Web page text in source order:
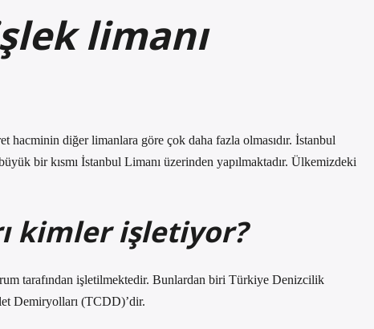
limanı
hacminin diğer limanlara göre çok daha fazla olmasıdır. İstanbul
bir kısmı İstanbul Limanı üzerinden yapılmaktadır. Ülkemizdeki
kimler işletiyor?
tarafından işletilmektedir. Bunlardan biri Türkiye Denizcilik
Demiryolları (TCDD)’dir.